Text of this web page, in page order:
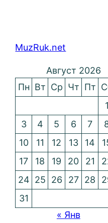
MuzRuk.net
Август 2026
Пн Вт Ср Чт Пт
1
3
4 5 6 7
10
11 12 13 14
17
18 19 20 21
24 25 26 27 28
31
« Янв